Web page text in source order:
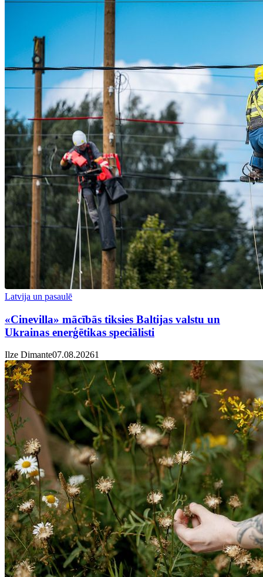
Latvija un pasaulē
«Cinevilla» mācībās tiksies Baltijas valstu un
Ukrainas enerģētikas speciālisti
Ilze Dimante07.08.20261